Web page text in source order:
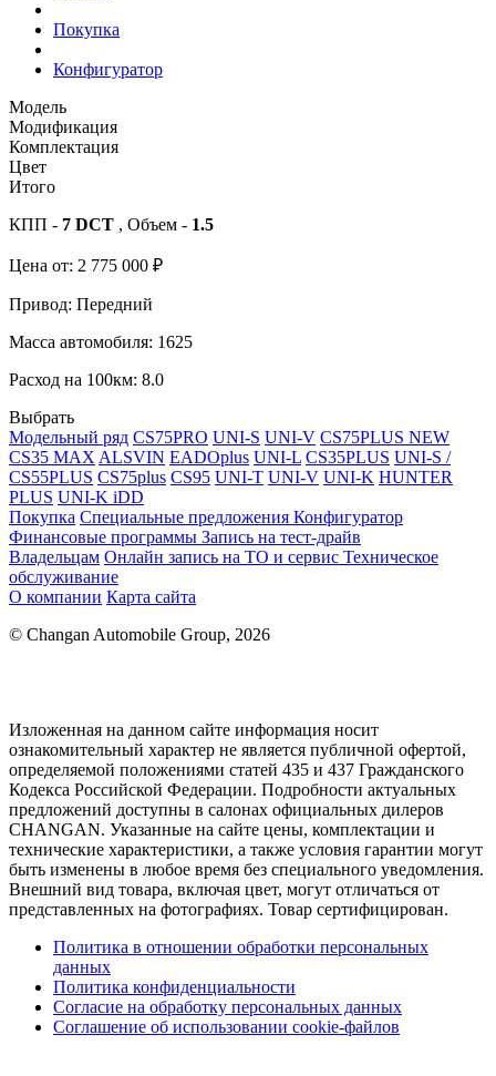
Покупка
Конфигуратор
Модель
Модификация
Комплектация
Цвет
Итого
КПП - 7 DCT , Объем - 1.5
Цена от: 2 775 000 ₽
Привод: Передний
Масса автомобиля: 1625
Расход на 100км: 8.0
Выбрать
Модельный ряд CS75PRO UNI-S UNI-V CS75PLUS NEW
CS35 MAX ALSVIN EADOplus UNI-L CS35PLUS UNI-S /
CS55PLUS CS75plus CS95 UNI-T UNI-V UNI-K HUNTER
PLUS UNI-K iDD
Покупка Специальные предложения Конфигуратор
Финансовые программы Запись на тест-драйв
Владельцам Онлайн запись на ТО и сервис Техническое
обслуживание
О компании Карта сайта
© Changan Automobile Group, 2026
Изложенная на данном сайте информация носит
ознакомительный характер не является публичной офертой,
определяемой положениями статей 435 и 437 Гражданского
Кодекса Российской Федерации. Подробности актуальных
предложений доступны в салонах официальных дилеров
CHANGAN. Указанные на сайте цены, комплектации и
технические характеристики, а также условия гарантии могут
быть изменены в любое время без специального уведомления.
Внешний вид товара, включая цвет, могут отличаться от
представленных на фотографиях. Товар сертифицирован.
Политика в отношении обработки персональных
данных
Политика конфиденциальности
Согласие на обработку персональных данных
Соглашение об использовании cookie-файлов